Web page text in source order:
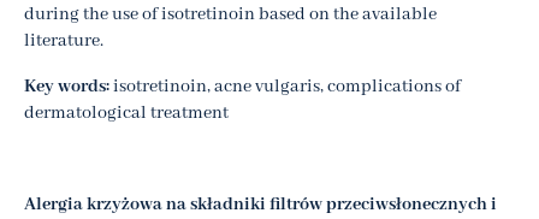
during the use of isotretinoin based on the available
literature.
Key words:isotretinoin, acne vulgaris, complications of
dermatological treatment
Alergia krzyżowa na składniki filtrów przeciwsłonecznych i